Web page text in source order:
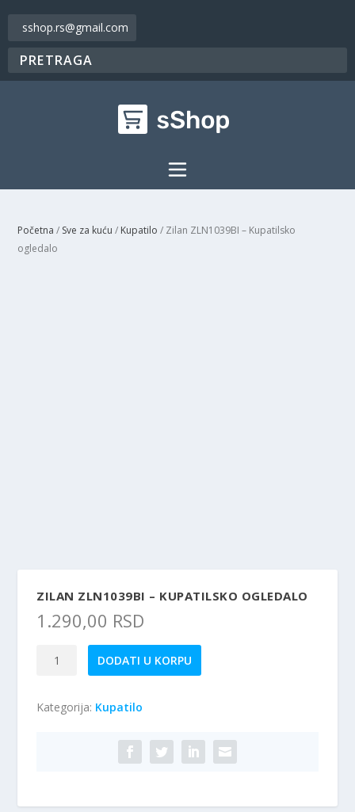
sshop.rs@gmail.com
Početna / Sve za kuću / Kupatilo / Zilan ZLN1039BI – Kupatilsko
ogledalo
ZILAN ZLN1039BI – KUPATILSKO OGLEDALO
1.290,00 RSD
Zilan
ZLN1039BI
Kupatilsko
DODATI U KORPU
Kategorija: Kupatilo